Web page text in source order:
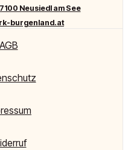
Neusiedl am See
burgenland.at
AGB